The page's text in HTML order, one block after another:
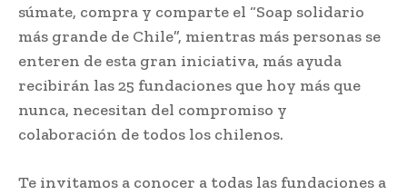
súmate, compra y comparte el “Soap solidario
más grande de Chile”, mientras más personas se
enteren de esta gran iniciativa, más ayuda
recibirán las 25 fundaciones que hoy más que
nunca, necesitan del compromiso y
colaboración de todos los chilenos.
Te invitamos a conocer a todas las fundaciones a